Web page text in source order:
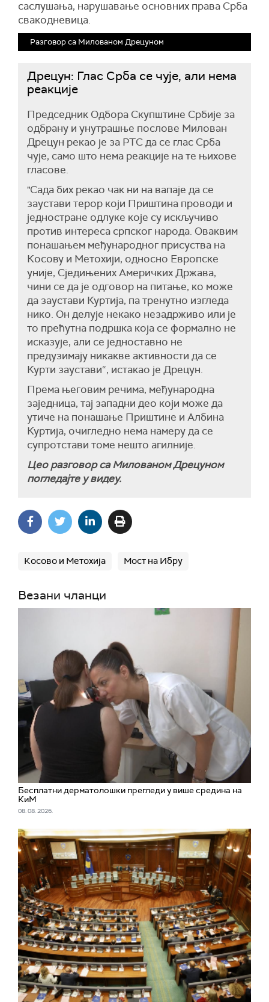
саслушања, нарушавање основних права Срба
свакодневица.
Разговор са Милованом Дрецуном
Дрецун: Глас Срба се чује, али нема
реакције
Председник Одбора Скупштине Србије за
одбрану и унутрашње послове Милован
Дрецун рекао је за РТС да се глас Срба
чује, само што нема реакције на те њихове
гласове.
"Сада бих рекао чак ни на вапаје да се
заустави терор који Приштина проводи и
једностране одлуке које су искључиво
против интереса српског народа. Оваквим
понашањем међународног присуства на
Косову и Метохији, односно Европске
уније, Сједињених Америчких Држава,
чини се да је одговор на питање, ко може
да заустави Куртија, па тренутно изгледа
нико. Он делује некако незадрживо или је
то прећутна подршка која се формално не
исказује, али се једноставно не
предузимају никакве активности да се
Курти заустави“, истакао је Дрецун.
Према његовим речима, међународна
заједница, тај западни део који може да
утиче на понашање Приштине и Албина
Куртија, очигледно нема намеру да се
супротстави томе нешто агилније.
Цео разговор са Милованом Дрецуном
погледајте у видеу.
Косово и Метохија Мост на Ибру
Везани чланци
Бесплатни дерматолошки прегледи у више средина на
КиМ
08. 08. 2026.